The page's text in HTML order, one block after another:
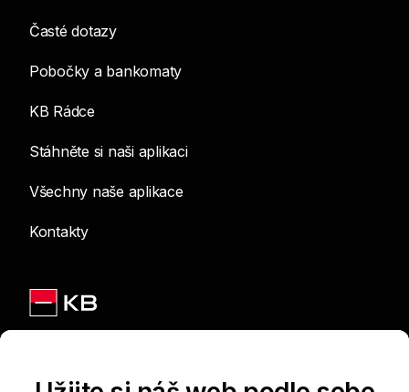
Časté dotazy
Pobočky a bankomaty
KB Rádce
Stáhněte si naši aplikaci
Všechny naše aplikace
Kontakty